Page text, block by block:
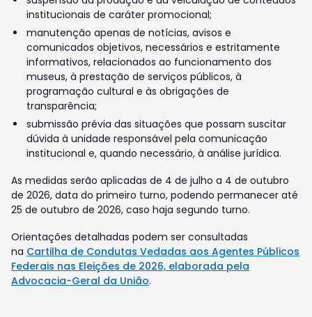
institucionais de caráter promocional;
manutenção apenas de notícias, avisos e
comunicados objetivos, necessários e estritamente
informativos, relacionados ao funcionamento dos
museus, à prestação de serviços públicos, à
programação cultural e às obrigações de
transparência;
submissão prévia das situações que possam suscitar
dúvida à unidade responsável pela comunicação
institucional e, quando necessário, à análise jurídica.
As medidas serão aplicadas de 4 de julho a 4 de outubro
de 2026, data do primeiro turno, podendo permanecer até
25 de outubro de 2026, caso haja segundo turno.
Orientações detalhadas podem ser consultadas
na Cartilha de Condutas Vedadas aos Agentes Públicos
Federais nas Eleições de 2026, elaborada pela
Advocacia-Geral da União.